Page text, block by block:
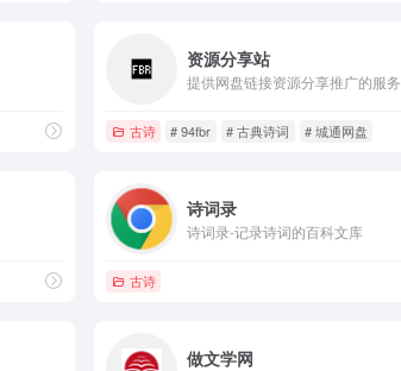
资源分享站
提供网盘链接资源分享推广的服务
古诗 # 94fbr # 古典诗词 # 城通网盘
诗词录
诗词录-记录诗词的百科文库
古诗
做文学网